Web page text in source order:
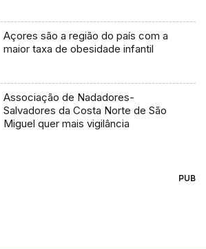
Açores são a região do país com a
maior taxa de obesidade infantil
Associação de Nadadores-
Salvadores da Costa Norte de São
Miguel quer mais vigilância
PUB